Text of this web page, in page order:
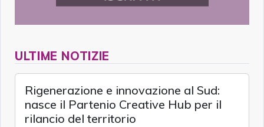
ULTIME NOTIZIE
Rigenerazione e innovazione al Sud:
nasce il Partenio Creative Hub per il
rilancio del territorio